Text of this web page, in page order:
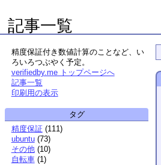
記事一覧
精度保証付き数値計算のことなど、い
ろいろつぶやく予定。
verifiedby.me トップページへ
記事一覧
印刷用の表示
タグ
精度保証 (111)
ubuntu (73)
その他 (10)
自転車 (1)